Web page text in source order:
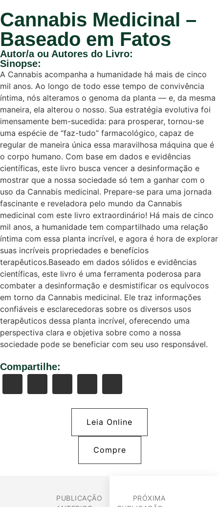
Cannabis Medicinal –
Baseado em Fatos
Autor/a ou Autores do Livro:
Sinopse:
A Cannabis acompanha a humanidade há mais de cinco
mil anos. Ao longo de todo esse tempo de convivência
íntima, nós alteramos o genoma da planta ― e, da mesma
maneira, ela alterou o nosso. Sua estratégia evolutiva foi
imensamente bem-sucedida: para prosperar, tornou-se
uma espécie de “faz-tudo” farmacológico, capaz de
regular de maneira única essa maravilhosa máquina que é
o corpo humano. Com base em dados e evidências
científicas, este livro busca vencer a desinformação e
mostrar que a nossa sociedade só tem a ganhar com o
uso da Cannabis medicinal. Prepare-se para uma jornada
fascinante e reveladora pelo mundo da Cannabis
medicinal com este livro extraordinário! Há mais de cinco
mil anos, a humanidade tem compartilhado uma relação
íntima com essa planta incrível, e agora é hora de explorar
suas incríveis propriedades e benefícios
terapêuticos.Baseado em dados sólidos e evidências
científicas, este livro é uma ferramenta poderosa para
combater a desinformação e desmistificar os equívocos
em torno da Cannabis medicinal. Ele traz informações
confiáveis e esclarecedoras sobre os diversos usos
terapêuticos dessa planta incrível, oferecendo uma
perspectiva clara e objetiva sobre como a nossa
sociedade pode se beneficiar com seu uso responsável.
Compartilhe:
Leia Online
Compre
PUBLICAÇÃO
PRÓXIMA